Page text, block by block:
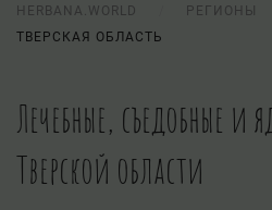
HERBANA.WORLD РЕГИОНЫ
ТВЕРСКАЯ ОБЛАСТЬ
Лечебные, съедобные и
Тверской области